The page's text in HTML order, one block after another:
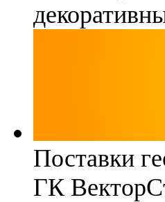
Поставки
ГК